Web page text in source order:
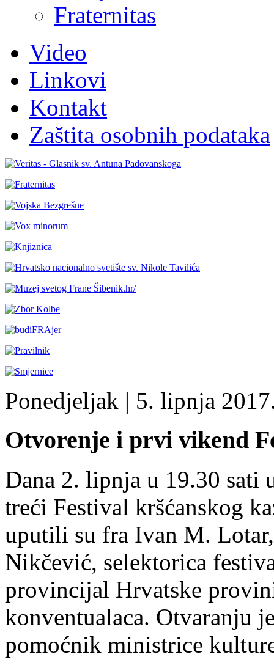
Fraternitas
Video
Linkovi
Kontakt
Zaštita osobnih podataka
Ponedjeljak | 5. lipnja
Otvorenje i prvi vikend
Dana 2. lipnja u 19.30 sati
treći Festival kršćanskog
uputili su fra Ivan M.
Nikčević, selektorica
provincijal Hrvatske
konventualaca. Otvaranju
pomoćnik ministrice